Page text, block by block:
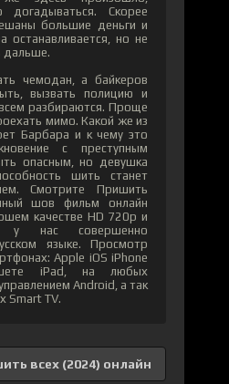
догадываться. Скорее
большие деньги и
останавливается, но не
дальше.
чемодан, а байкеров
вызвать полицию и
разбираются. Проще
мимо. Какой же из
Барбара и к чему это
с преступным
опасным, но девушка
шить станет
Смотрите Пришить
шов фильм онлайн
качестве HD 720p и
у нас совершенно
языке. Просмотр
Apple iOS iPhone
iPad, на любых
Android, а так
Smart TV.
всех (2024) онлайн